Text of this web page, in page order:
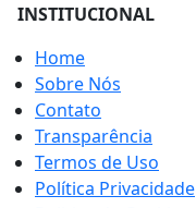
INSTITUCIONAL
Home
Sobre Nós
Contato
Transparência
Termos de Uso
Política Privacidade